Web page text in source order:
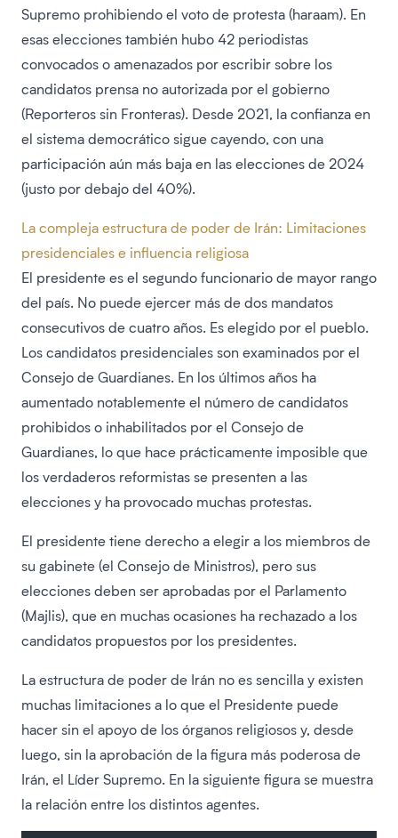
Supremo prohibiendo el voto de protesta (haraam). En
esas elecciones también hubo 42 periodistas
convocados o amenazados por escribir sobre los
candidatos prensa no autorizada por el gobierno
(Reporteros sin Fronteras). Desde 2021, la confianza en
el sistema democrático sigue cayendo, con una
participación aún más baja en las elecciones de 2024
(justo por debajo del 40%).
La compleja estructura de poder de Irán: Limitaciones
presidenciales e influencia religiosa
El presidente es el segundo funcionario de mayor rango
del país. No puede ejercer más de dos mandatos
consecutivos de cuatro años. Es elegido por el pueblo.
Los candidatos presidenciales son examinados por el
Consejo de Guardianes. En los últimos años ha
aumentado notablemente el número de candidatos
prohibidos o inhabilitados por el Consejo de
Guardianes, lo que hace prácticamente imposible que
los verdaderos reformistas se presenten a las
elecciones y ha provocado muchas protestas.
El presidente tiene derecho a elegir a los miembros de
su gabinete (el Consejo de Ministros), pero sus
elecciones deben ser aprobadas por el Parlamento
(Majlis), que en muchas ocasiones ha rechazado a los
candidatos propuestos por los presidentes.
La estructura de poder de Irán no es sencilla y existen
muchas limitaciones a lo que el Presidente puede
hacer sin el apoyo de los órganos religiosos y, desde
luego, sin la aprobación de la figura más poderosa de
Irán, el Líder Supremo. En la siguiente figura se muestra
la relación entre los distintos agentes.